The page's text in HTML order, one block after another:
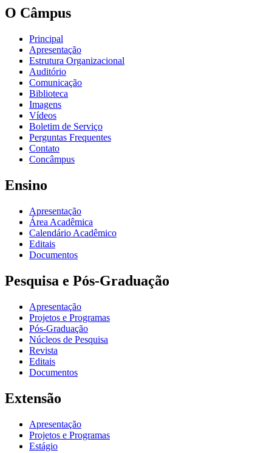
O Câmpus
Principal
Apresentação
Estrutura Organizacional
Auditório
Comunicação
Biblioteca
Imagens
Vídeos
Boletim de Serviço
Perguntas Frequentes
Contato
Concâmpus
Ensino
Apresentação
Área Acadêmica
Calendário Acadêmico
Editais
Documentos
Pesquisa e Pós-Graduação
Apresentação
Projetos e Programas
Pós-Graduação
Núcleos de Pesquisa
Revista
Editais
Documentos
Extensão
Apresentação
Projetos e Programas
Estágio